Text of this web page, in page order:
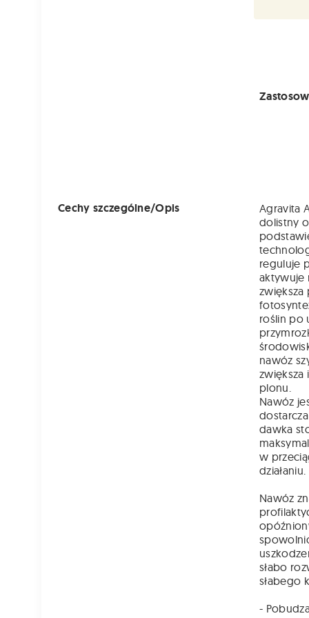
Cechy szczególne/Opis
Agravita
dolistny
reguluje
aktywuje
zwiększa
roślin po
nawóz
zwiększa
plonu.
Nawóz
dawka
w
działaniu.
Nawóz
słabo
słabego
-